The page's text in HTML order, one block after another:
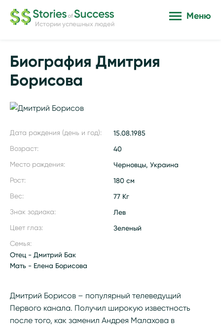
Истории успешных людей
Меню
Биография Дмитрия
Борисова
Дата рождения (день и год): 15.08.1985
Возраст: 40
Место рождения: Черновцы, Украина
Рост: 180 см
Вес: 77 Кг
Знак зодиака: Лев
Цвет глаз: Зеленый
Семья:
Отец - Дмитрий Бак
Мать - Елена Борисова
Дмитрий Борисов – популярный телеведущий
Первого канала. Получил широкую известность
после того, как заменил Андрея Малахова в